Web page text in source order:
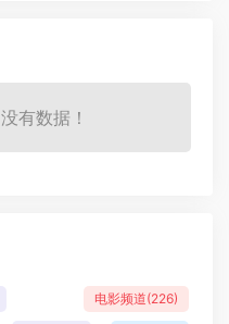
没有数据！
电影频道(226)